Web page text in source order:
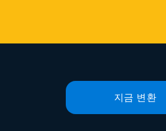
지금 변환